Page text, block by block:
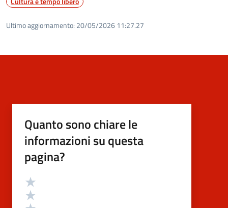
Ultimo aggiornamento: 20/05/2026 11:27.27
Quanto sono chiare le
informazioni su questa
pagina?
Valutazione